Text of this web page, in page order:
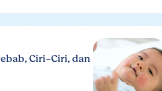
Ciri-Ciri, dan